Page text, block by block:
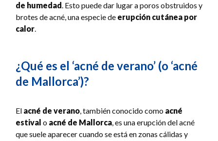
de humedad. Esto puede dar lugar a poros obstruidos y
brotes de acné, una especie de erupción cutánea por
calor.
¿Qué es el ‘acné de verano’ (o ‘acné
de Mallorca’)?
El acné de verano, también conocido como acné
estival o acné de Mallorca, es una erupción del acné
que suele aparecer cuando se está en zonas cálidas y